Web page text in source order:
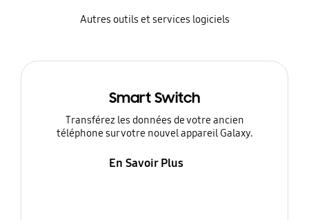
Autres outils et services logiciels
Smart Switch
Transférez les données de votre ancien
téléphone sur votre nouvel appareil Galaxy.
En Savoir Plus